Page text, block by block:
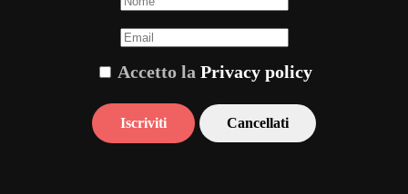
Accetto la Privacy policy